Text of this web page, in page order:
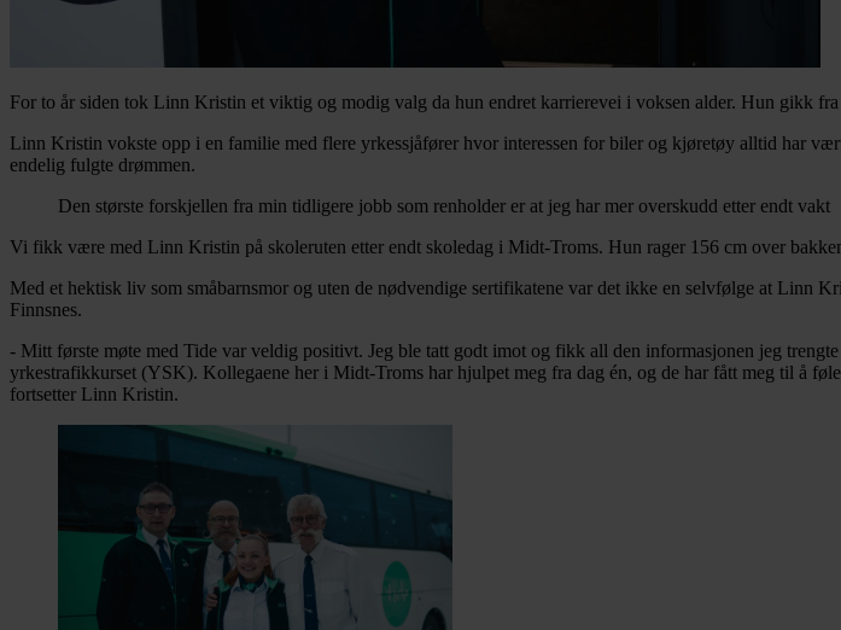
For to år siden tok Linn Kristin et viktig og modig valg da hun endret karrierevei i voksen alder. Hun gikk
Linn Kristin vokste opp i en familie med flere yrkessjåfører hvor interessen for biler og kjøretøy alltid har
endelig fulgte drømmen.
Den største forskjellen fra min tidligere jobb som renholder er at jeg har mer overskudd etter endt vakt
Vi fikk være med Linn Kristin på skoleruten etter endt skoledag i Midt-Troms. Hun rager 156 cm over
Med et hektisk liv som småbarnsmor og uten de nødvendige sertifikatene var det ikke en selvfølge at Linn
Finnsnes.
- Mitt første møte med Tide var veldig positivt. Jeg ble tatt godt imot og fikk all den informasjonen jeg
yrkestrafikkurset (YSK). Kollegaene her i Midt-Troms har hjulpet meg fra dag én, og de har fått meg til å
fortsetter Linn Kristin.